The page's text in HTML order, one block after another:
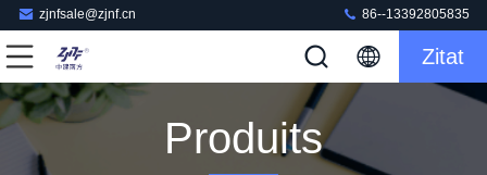
zjnfsale@zjnf.cn 86--13392805835
Zitat
Produits